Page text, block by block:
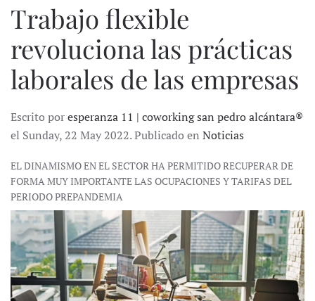
Trabajo flexible
revoluciona las prácticas
laborales de las empresas
Escrito poresperanza 11 | coworking san pedro alcántara®
el Sunday, 22 May 2022. Publicado en Noticias
EL DINAMISMO EN EL SECTOR HA PERMITIDO RECUPERAR DE
FORMA MUY IMPORTANTE LAS OCUPACIONES Y TARIFAS DEL
PERIODO PREPANDEMIA